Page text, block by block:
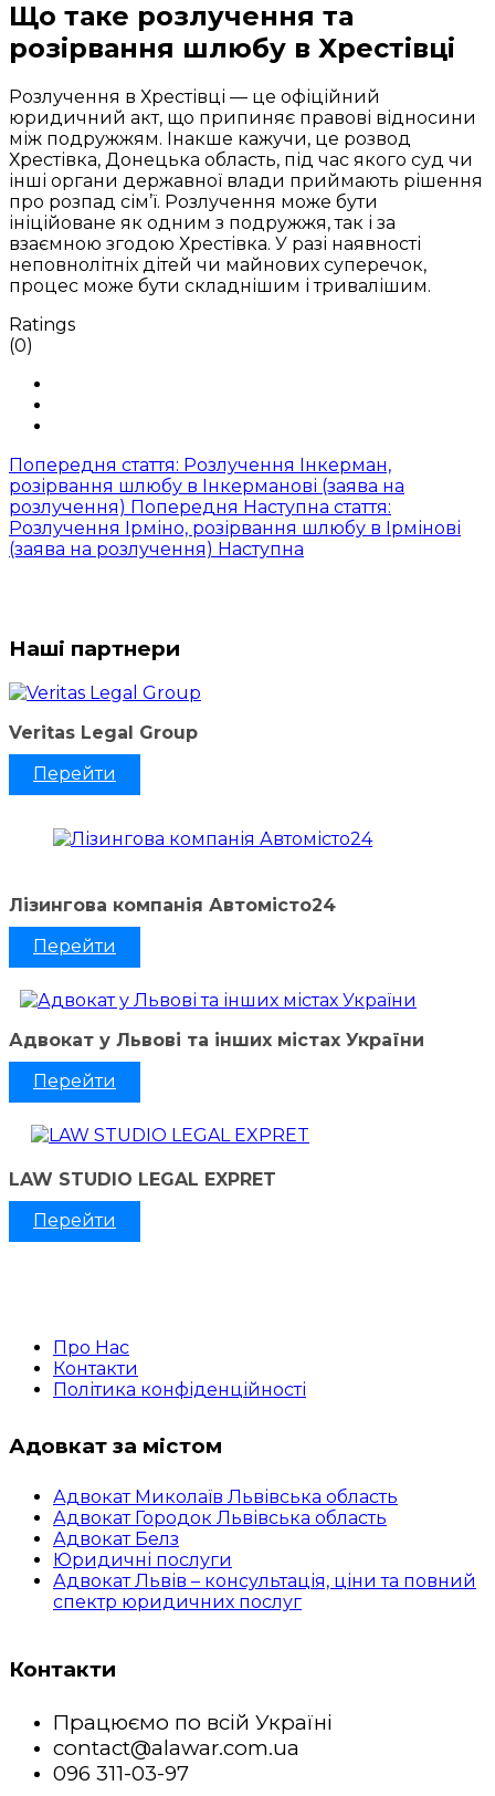
Що таке розлучення та
розірвання шлюбу в Хрестівці
Розлучення в Хрестівці — це офіційний
юридичний акт, що припиняє правові відносини
між подружжям. Інакше кажучи, це розвод
Хрестівка, Донецька область, під час якого суд чи
інші органи державної влади приймають рішення
про розпад сім’ї. Розлучення може бути
ініційоване як одним з подружжя, так і за
взаємною згодою Хрестівка. У разі наявності
неповнолітніх дітей чи майнових суперечок,
процес може бути складнішим і тривалішим.
Ratings
(0)
Попередня стаття: Розлучення Інкерман,
розірвання шлюбу в Інкерманові (заява на
розлучення) Попередня Наступна стаття:
Розлучення Ірміно, розірвання шлюбу в Ірмінові
(заява на розлучення) Наступна
Наші партнери
Veritas Legal Group
Перейти
Лізингова компанія Автомісто24
Перейти
Адвокат у Львові та інших містах України
Перейти
LAW STUDIO LEGAL EXPRET
Перейти
Про Нас
Контакти
Політика конфіденційності
Адовкат за містом
Адвокат Миколаїв Львівська область
Адвокат Городок Львівська область
Адвокат Белз
Юридичні послуги
Адвокат Львів – консультація, ціни та повний
спектр юридичних послуг
Контакти
Працюємо по всій Україні
contact@alawar.com.ua
096 311-03-97